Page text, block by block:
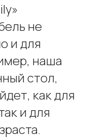
не
и для
наша
стол,
как для
и для